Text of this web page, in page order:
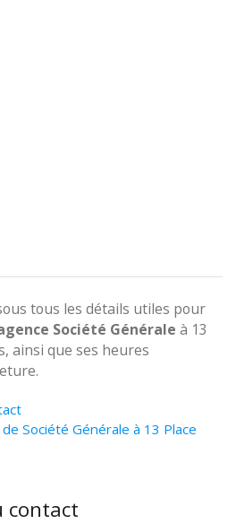
tous les détails utiles pour
Société Générale à 13
ainsi que ses heures
Société Générale à 13 Place
contact